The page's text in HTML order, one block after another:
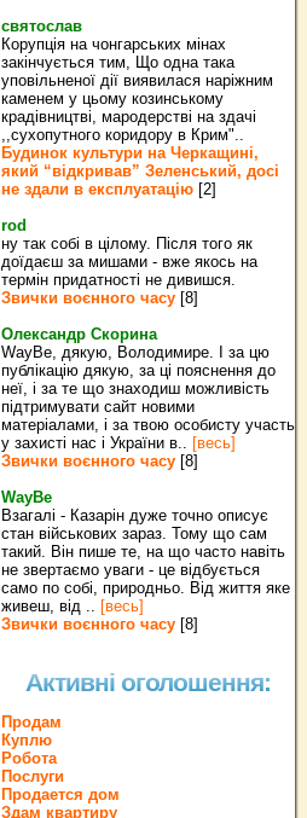
святослав
Корупція на чонгарських мінах
закінчується тим, Що одна така
уповільненої дії виявилася наріжним
каменем у цьому козинському
крадівництві, мародерстві на здачі
,,сухопутного коридору в Крим"..
Будинок культури на Черкащині,
який “відкривав” Зеленський, досі
не здали в експлуатацію [2]
rod
ну так собі в цілому. Після того як
доїдаєш за мишами - вже якось на
термін придатності не дивишся.
Звички воєнного часу [8]
Олександр Скорина
WayBe, дякую, Володимире. І за цю
публікацію дякую, за ці пояснення до
неї, і за те що знаходиш можливість
підтримувати сайт новими
матеріалами, і за твою особисту участь
у захисті нас і України в.. [весь]
Звички воєнного часу [8]
WayBe
Взагалі - Казарін дуже точно описує
стан військових зараз. Тому що сам
такий. Він пише те, на що часто навіть
не звертаємо уваги - це відбується
само по собі, природньо. Від життя яке
живеш, від .. [весь]
Звички воєнного часу [8]
Активні оголошення:
Продам
Куплю
Робота
Послуги
Продается дом
Здам квартиру